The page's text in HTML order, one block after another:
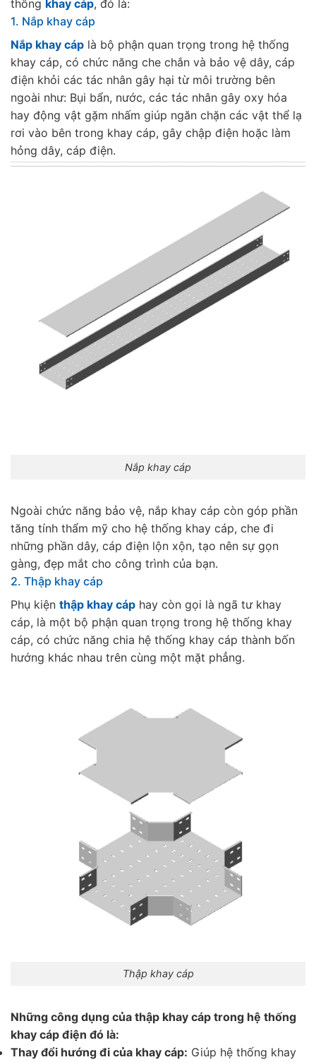
thống khay cáp, đó là:
1. Nắp khay cáp
Nắp khay cáp là bộ phận quan trọng trong hệ thống
khay cáp, có chức năng che chắn và bảo vệ dây, cáp
điện khỏi các tác nhân gây hại từ môi trường bên
ngoài như: Bụi bẩn, nước, các tác nhân gây oxy hóa
hay động vật gặm nhấm giúp ngăn chặn các vật thể lạ
rơi vào bên trong khay cáp, gây chập điện hoặc làm
hỏng dây, cáp điện.
Nắp khay cáp
Ngoài chức năng bảo vệ, nắp khay cáp còn góp phần
tăng tính thẩm mỹ cho hệ thống khay cáp, che đi
những phần dây, cáp điện lộn xộn, tạo nên sự gọn
gàng, đẹp mắt cho công trình của bạn.
2. Thập khay cáp
Phụ kiện thập khay cáp hay còn gọi là ngã tư khay
cáp, là một bộ phận quan trọng trong hệ thống khay
cáp, có chức năng chia hệ thống khay cáp thành bốn
hướng khác nhau trên cùng một mặt phẳng.
Thập khay cáp
Những công dụng của thập khay cáp trong hệ thống
khay cáp điện đó là:
Thay đổi hướng đi của khay cáp: Giúp hệ thống khay